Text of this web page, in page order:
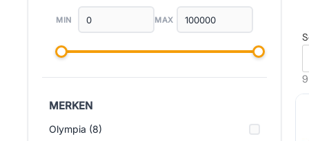
MIN MAX
MERKEN
Olympia (8)